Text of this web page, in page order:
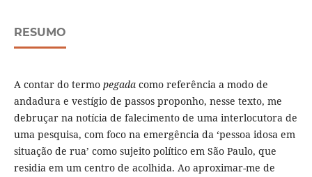
RESUMO
A contar do termo pegadacomo referência a modo de
andadura e vestígio de passos proponho, nesse texto, me
debruçar na notícia de falecimento de uma interlocutora de
uma pesquisa, com foco na emergência da ‘pessoa idosa em
situação de rua’ como sujeito político em São Paulo, que
residia em um centro de acolhida. Ao aproximar-me de